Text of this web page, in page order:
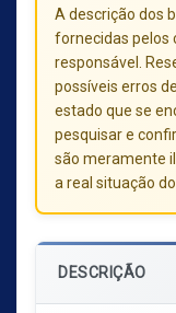
A descrição dos
fornecidas pelos
responsável.
possíveis erros
estado que se
pesquisar e
são meramente
a real situação do
DESCRIÇÃO